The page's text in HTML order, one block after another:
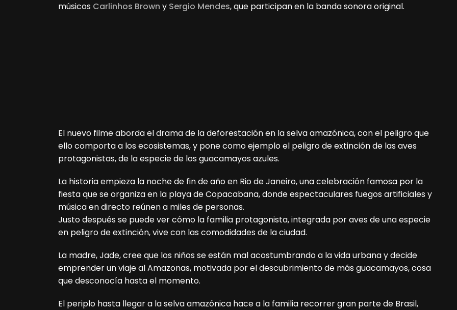
músicos Carlinhos Brown y Sergio Mendes, que participan en la banda sonora original.
El nuevo filme aborda el drama de la deforestación en la selva amazónica, con el peligro que
ello comporta a los ecosistemas, y pone como ejemplo el peligro de extinción de las aves
protagonistas, de la especie de los guacamayos azules.
La historia empieza la noche de fin de año en Rio de Janeiro, una celebración famosa por la
fiesta que se organiza en la playa de Copacabana, donde espectaculares fuegos artificiales y
música en directo reúnen a miles de personas.
Justo después se puede ver cómo la familia protagonista, integrada por aves de una especie
en peligro de extinción, vive con las comodidades de la ciudad.
La madre, Jade, cree que los niños se están mal acostumbrando a la vida urbana y decide
emprender un viaje al Amazonas, motivada por el descubrimiento de más guacamayos, cosa
que desconocía hasta el momento.
El periplo hasta llegar a la selva amazónica hace a la familia recorrer gran parte de Brasil,